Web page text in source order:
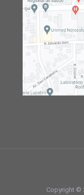
Copyright ©